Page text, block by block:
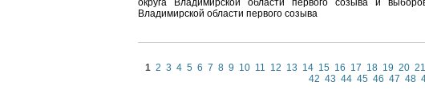
округа Владимирской области первого созыва и
Владимирской области первого созыва
1 2 3 4 5 6 7 8 9 10 11 12 13 14 15 16 17 18 19 20 21
42 43 44 45 46 47 48